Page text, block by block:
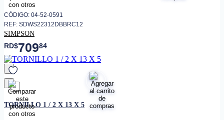
CÓDIGO: 04-52-0591
REF: SDWS22312DBBRC12
SIMPSON
RD$70984
favorito
TORNILLO 1 / 2 X 13 X 5